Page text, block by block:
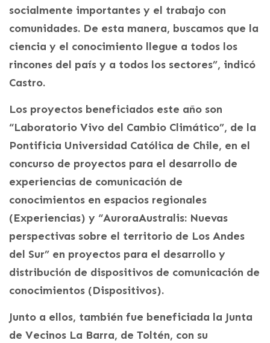
socialmente importantes y el trabajo con
comunidades. De esta manera, buscamos que la
ciencia y el conocimiento llegue a todos los
rincones del país y a todos los sectores”, indicó
Castro.
Los proyectos beneficiados este año son
“Laboratorio Vivo del Cambio Climático”, de la
Pontificia Universidad Católica de Chile, en el
concurso de proyectos para el desarrollo de
experiencias de comunicación de
conocimientos en espacios regionales
(Experiencias) y “AuroraAustralis: Nuevas
perspectivas sobre el territorio de Los Andes
del Sur” en proyectos para el desarrollo y
distribución de dispositivos de comunicación de
conocimientos (Dispositivos).
Junto a ellos, también fue beneficiada la Junta
de Vecinos La Barra, de Toltén, con su